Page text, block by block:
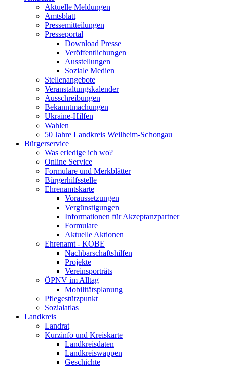
Aktuelle Meldungen
Amtsblatt
Pressemitteilungen
Presseportal
Download Presse
Veröffentlichungen
Ausstellungen
Soziale Medien
Stellenangebote
Veranstaltungskalender
Ausschreibungen
Bekanntmachungen
Ukraine-Hilfen
Wahlen
50 Jahre Landkreis Weilheim-Schongau
Bürgerservice
Was erledige ich wo?
Online Service
Formulare und Merkblätter
Bürgerhilfsstelle
Ehrenamtskarte
Voraussetzungen
Vergünstigungen
Informationen für Akzeptanzpartner
Formulare
Aktuelle Aktionen
Ehrenamt - KOBE
Nachbarschaftshilfen
Projekte
Vereinsporträts
ÖPNV im Alltag
Mobilitätsplanung
Pflegestützpunkt
Sozialatlas
Landkreis
Landrat
Kurzinfo und Kreiskarte
Landkreisdaten
Landkreiswappen
Geschichte